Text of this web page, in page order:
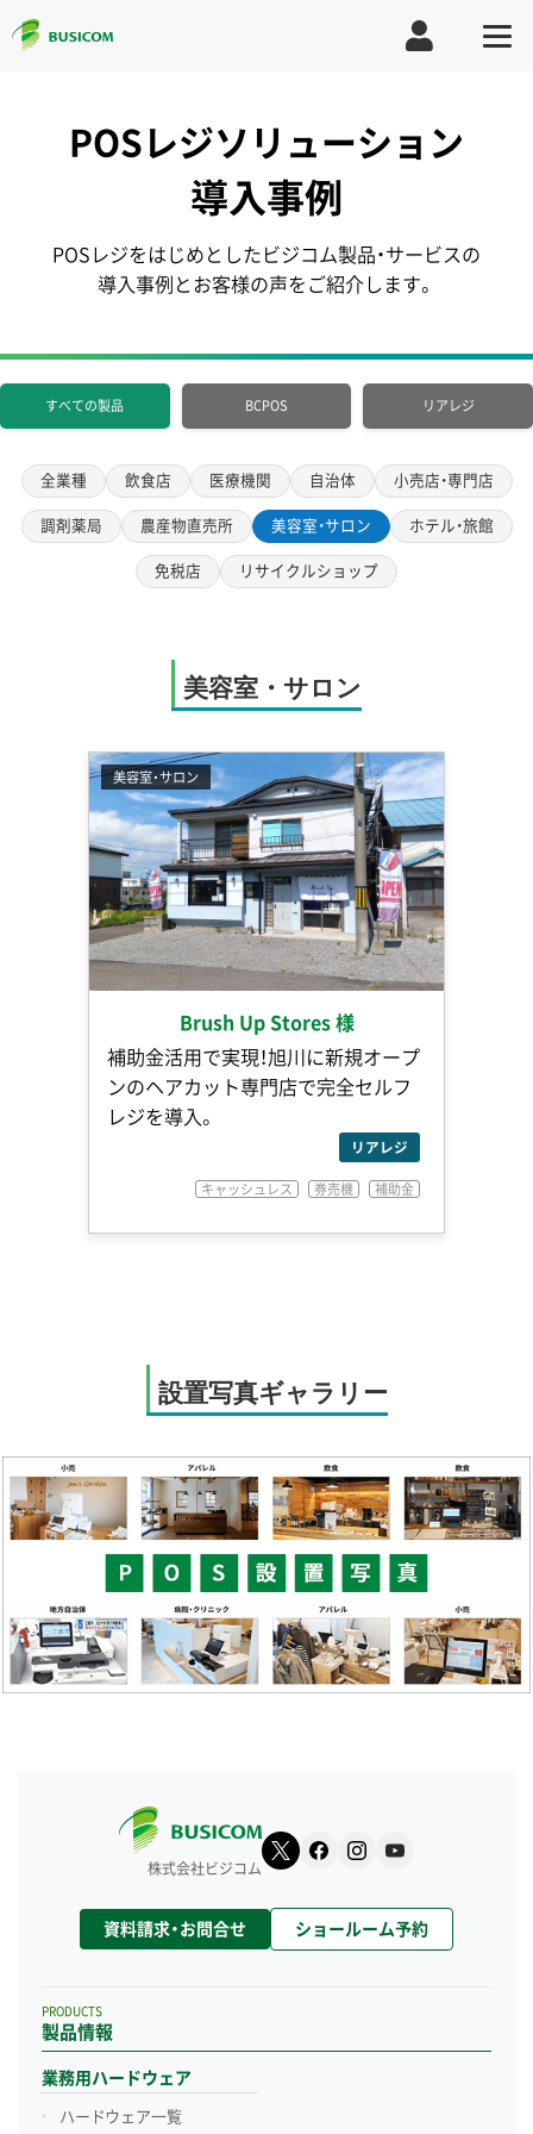
POSレジソリューション
導入事例
POSレジをはじめとしたビジコム製品・サービスの
導入事例とお客様の声をご紹介します。
すべての製品 BCPOS リアレジ
全業種 飲食店 医療機関 自治体 小売店・専門店
調剤薬局 農産物直売所 美容室・サロン ホテル・旅館
免税店 リサイクルショップ
美容室・サロン
美容室・サロン
Brush Up Stores 様
補助金活用で実現！旭川に新規オープ
ンのヘアカット専門店で完全セルフ
レジを導入。
リアレジ
キャッシュレス 券売機 補助金
設置写真ギャラリー
株式会社ビジコム
資料請求・お問合せ ショールーム予約
製品情報
PRODUCTS
業務用ハードウェア
ハードウェア一覧